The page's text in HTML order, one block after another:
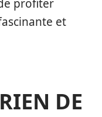
profiter
et
DE